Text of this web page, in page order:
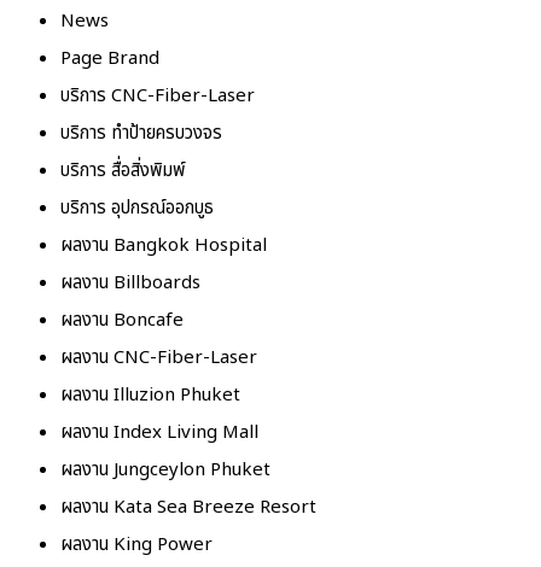
News
Page Brand
บริการ CNC-Fiber-Laser
บริการ ทำป้ายครบวงจร
บริการ สื่อสิ่งพิมพ์
บริการ อุปกรณ์ออกบูธ
ผลงาน Bangkok Hospital
ผลงาน Billboards
ผลงาน Boncafe
ผลงาน CNC-Fiber-Laser
ผลงาน Illuzion Phuket
ผลงาน Index Living Mall
ผลงาน Jungceylon Phuket
ผลงาน Kata Sea Breeze Resort
ผลงาน King Power